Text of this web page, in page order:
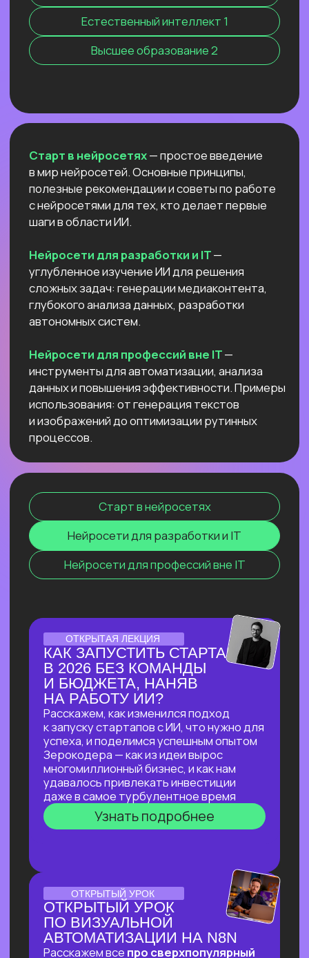
Старт в нейросетях— простое введение
в мир нейросетей. Основные принципы,
полезные рекомендации и советы по работе
с нейросетями для тех, кто делает первые
шаги в области ИИ.
Нейросети для разработки и IT
глубокого анализа данных, разработки
автономных систем.
Нейросети для профессий вне IT—
инструменты для автоматизации, анализа
данных и повышения эффективности.
рутинных процессов.
Старт в нейросетях
Нейросети для разработки и IT
Нейросети для профессий вне IT
Нейросети 28
IT-профессии 16
Для детей 8
Естественный интеллект 1
ОНЛАЙН-СЕМИНАР
ПО ПЕРПЛЕКСИТИ ИИ ДЛЯ
ПЕДАГОГОВ
И РЕПЕТИТОРОВ
Соберем «вау-урок» для ваших
учеников и студентов за минуты
и расскажем, как сделать это
стабильной практикой.
Узнать подробнее
ПО ПРИМЕНЕНИЮ ИИ
ДЛЯ ЮРИДИЧЕСКИХ ЗАДАЧ
В прямом эфире мы покажем, как
с помощью ИИ автоматизировать
до 90% работы со сложными
документами, за минуты проверять
их на соответствие законодательству
и кратно сократить время на рутинные
задачи!
Узнать подробнее
ОНЛАЙН-ПРАКТИКУМ
ПО НЕЙРОСЕТЯМ
ДЛЯ САМОЗАНЯТЫХ,
РУКОВОДИТЕЛЕЙ
И ВЛАДЕЛЬЦЕВ БИЗНЕСА
разбираться
ОНЛАЙН-ПРАКТИКУМ
ОНЛАЙН-ПРАКТИКУМ